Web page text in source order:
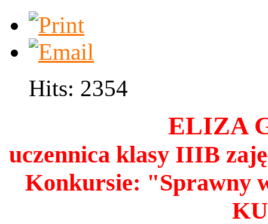
Hits: 2354
ELIZA
uczennica klasy IIIB
Konkursie: "Sprawny